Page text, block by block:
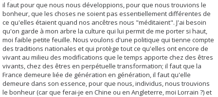
il faut pour que nous nous développions, pour que nous trouvions le
bonheur, que les choses ne soient pas essentiellement différentes de
ce qu'elles étaient quand nos ancêtres nous "méditaient". J'ai besoin
qu'on garde à mon arbre la culture qui lui permit de me porter si haut,
moi faible petite feuille. Nous voulons d'une politique qui tienne compte
des traditions nationales et qui protège tout ce qu'elles ont encore de
vivant au milieu des modifications que le temps apporte chez des êtres
vivants, chez des êtres en perpétuelle transformation; il faut que la
France demeure liée de génération en génération, il faut qu'elle
demeure dans son essence, pour que nous, individus, nous trouvions
le bonheur (car que ferai-je en Chine ou en Angleterre, moi Lorrain ?) et